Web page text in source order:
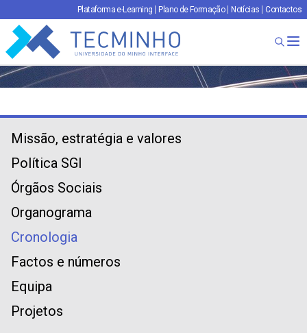
Plataforma e-Learning Plano de Formação Notícias Contactos
TECMINHO
Missão, estratégia e valores
Política SGI
Órgãos Sociais
Organograma
Cronologia
Factos e números
Equipa
Projetos